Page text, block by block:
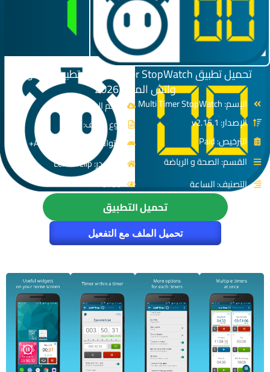
تحميل تطبيق Multi Timer StopWatch | تطبيق الستوب
واتش المميز 2026
الإسم: Multi Timer StopWatch
الإصدار: v2.15.1
الترخيص: Paid
القسم: الصحة و الرياضة
التصنيف: الساعة
حجم الملف: 15 MB
نوع الملف: APK
متوافق مع: Android 6.0+
المصدر: LemonClip
6786
تحميل التطبيق
تحميل الملف مع التفعيل